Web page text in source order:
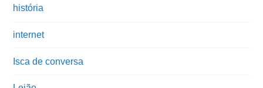
história
internet
Isca de conversa